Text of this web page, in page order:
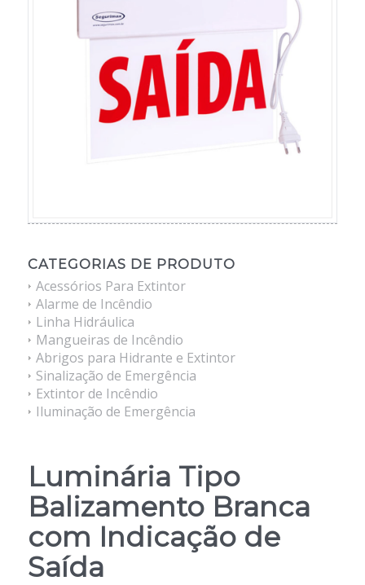
CATEGORIAS DE PRODUTO
Acessórios Para Extintor
Alarme de Incêndio
Linha Hidráulica
Mangueiras de Incêndio
Abrigos para Hidrante e Extintor
Sinalização de Emergência
Extintor de Incêndio
Iluminação de Emergência
Luminária Tipo
Balizamento Branca
com Indicação de
Saída